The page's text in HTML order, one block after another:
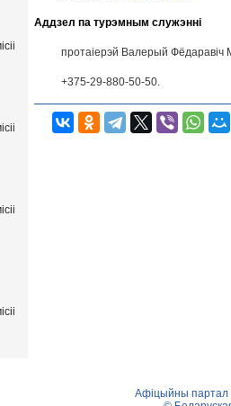
Аддзел па турэмным служэнні
протаіерэй Валерый Фёдаравіч
+375-29-880-50-50.
Афіцыйны партал